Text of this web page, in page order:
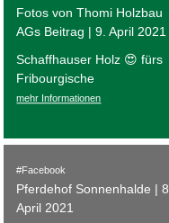
Fotos von Thomi Holzbau
AGs Beitrag | 9. April 2021
Schaffhauser Holz 😍 fürs
Fribourgische
mehr Informationen
Facebook
Pferdehof Sonnenhalde | 8.
April 2021